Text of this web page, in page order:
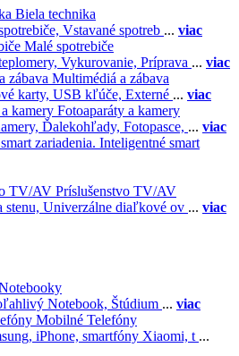
Biela technika
Vstavané spotreb ... viac
Malé spotrebiče
Vykurovanie, Príprava ... viac
Multimédiá a zábava
karty, USB kľúče, Externé ... viac
Fotoaparáty a kamery
Ďalekohľady, Fotopasce, ... viac
Inteligentné smart
Príslušenstvo TV/AV
Univerzálne diaľkové ov ... viac
Notebook, Štúdium ... viac
Mobilné Telefóny
iPhone, smartfóny Xiaomi, t ...